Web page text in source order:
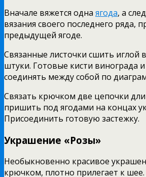
Вначале вяжется одна ягода, а
вязания своего последнего ряда,
предыдущей ягоде.
Связанные листочки сшить иглой
штуки. Готовые кисти винограда
соединять между собой по
Связать крючком две цепочки
пришить под ягодами на концах
Присоединить готовую застежку.
Украшение «Розы»
Необыкновенно красивое
крючком, плотно прилегает к